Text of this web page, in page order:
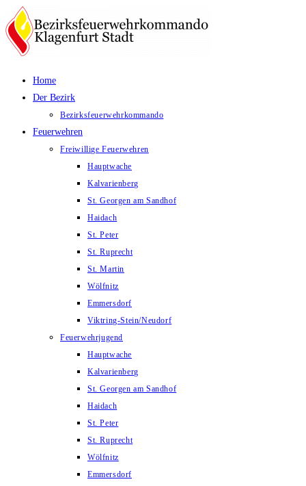
Zum
Inhalt
springen
Home
Der Bezirk
Bezirksfeuerwehrkommando
Feuerwehren
Freiwillige Feuerwehren
Hauptwache
Kalvarienberg
St. Georgen am Sandhof
Haidach
St. Peter
St. Ruprecht
St. Martin
Wölfnitz
Emmersdorf
Viktring-Stein/Neudorf
Feuerwehrjugend
Hauptwache
Kalvarienberg
St. Georgen am Sandhof
Haidach
St. Peter
St. Ruprecht
Wölfnitz
Emmersdorf